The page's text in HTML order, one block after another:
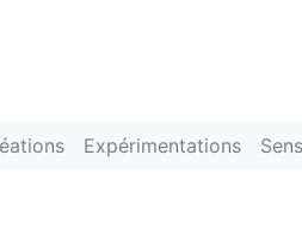
Expérimentations